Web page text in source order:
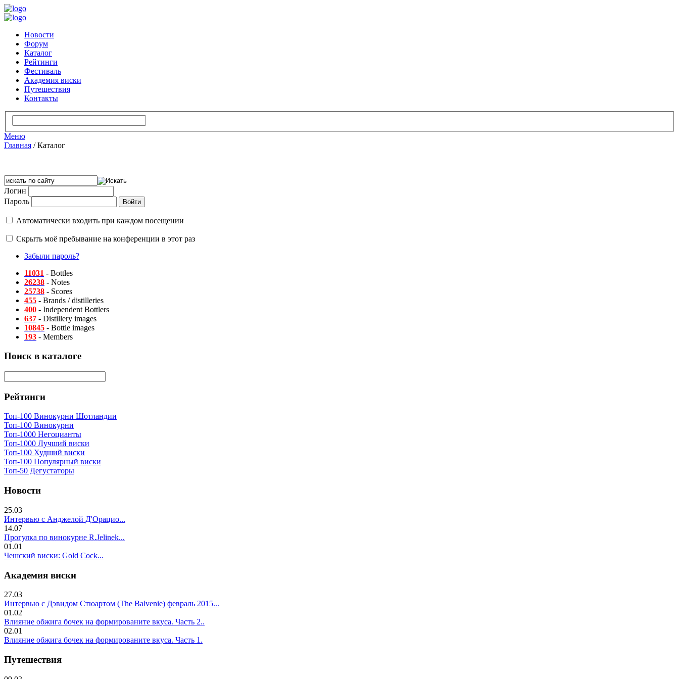
Новости
Форум
Каталог
Рейтинги
Фестиваль
Академия виски
Путешествия
Контакты
Меню
Главная /Каталог
Логин
Пароль
Автоматически входить при каждом посещении
Скрыть моё пребывание на конференции в этот раз
Забыли пароль?
11031 - Bottles
26238 - Notes
25738 - Scores
455 - Brands / distilleries
400 - Independent Bottlers
637 - Distillery images
10845 - Bottle images
193 - Members
Поиск в каталоге
Рейтинги
Топ-100 Винокурни Шотландии
Топ-100 Винокурни
Топ-1000 Негоцианты
Топ-1000 Лучший виски
Топ-100 Худший виски
Топ-100 Популярный виски
Топ-50 Дегустаторы
Новости
25.03
Интервью с Анджелой Д'Орацио...
14.07
Прогулка по винокурне R.Jelinek...
01.01
Чешский виски: Gold Cock...
Академия виски
27.03
Интервью с Дэвидом Стюартом (The Balvenie) февраль 2015...
01.02
Влияние обжига бочек на формированите вкуса. Часть 2..
02.01
Влияние обжига бочек на формированите вкуса. Часть 1.
Путешествия